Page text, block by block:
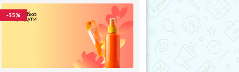
-35%